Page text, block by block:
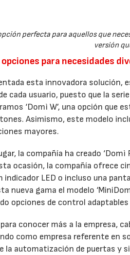
perfecta para aquellos que
versión
para necesidades
esta innovadora solución,
cada usuario, puesto que la
‘Domì W’, una opción que
Asimismo, este modelo
mayores.
la compañía ha creado
ocasión, la compañía ofrece
indicador LED o incluso una
nueva gama el modelo
opciones de control
conocer más a la empresa,
como empresa referente en
la automatización de puertas y